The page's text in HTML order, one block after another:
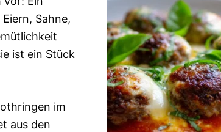
Sahne,
ist ein Stück
im
aus den